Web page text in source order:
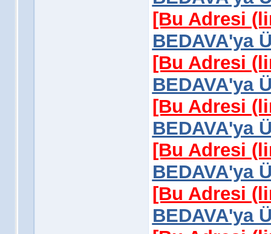
[Bu Adresi
BEDAVA'ya
[Bu Adresi
BEDAVA'ya
[Bu Adresi
BEDAVA'ya
[Bu Adresi
BEDAVA'ya
[Bu Adresi
BEDAVA'ya